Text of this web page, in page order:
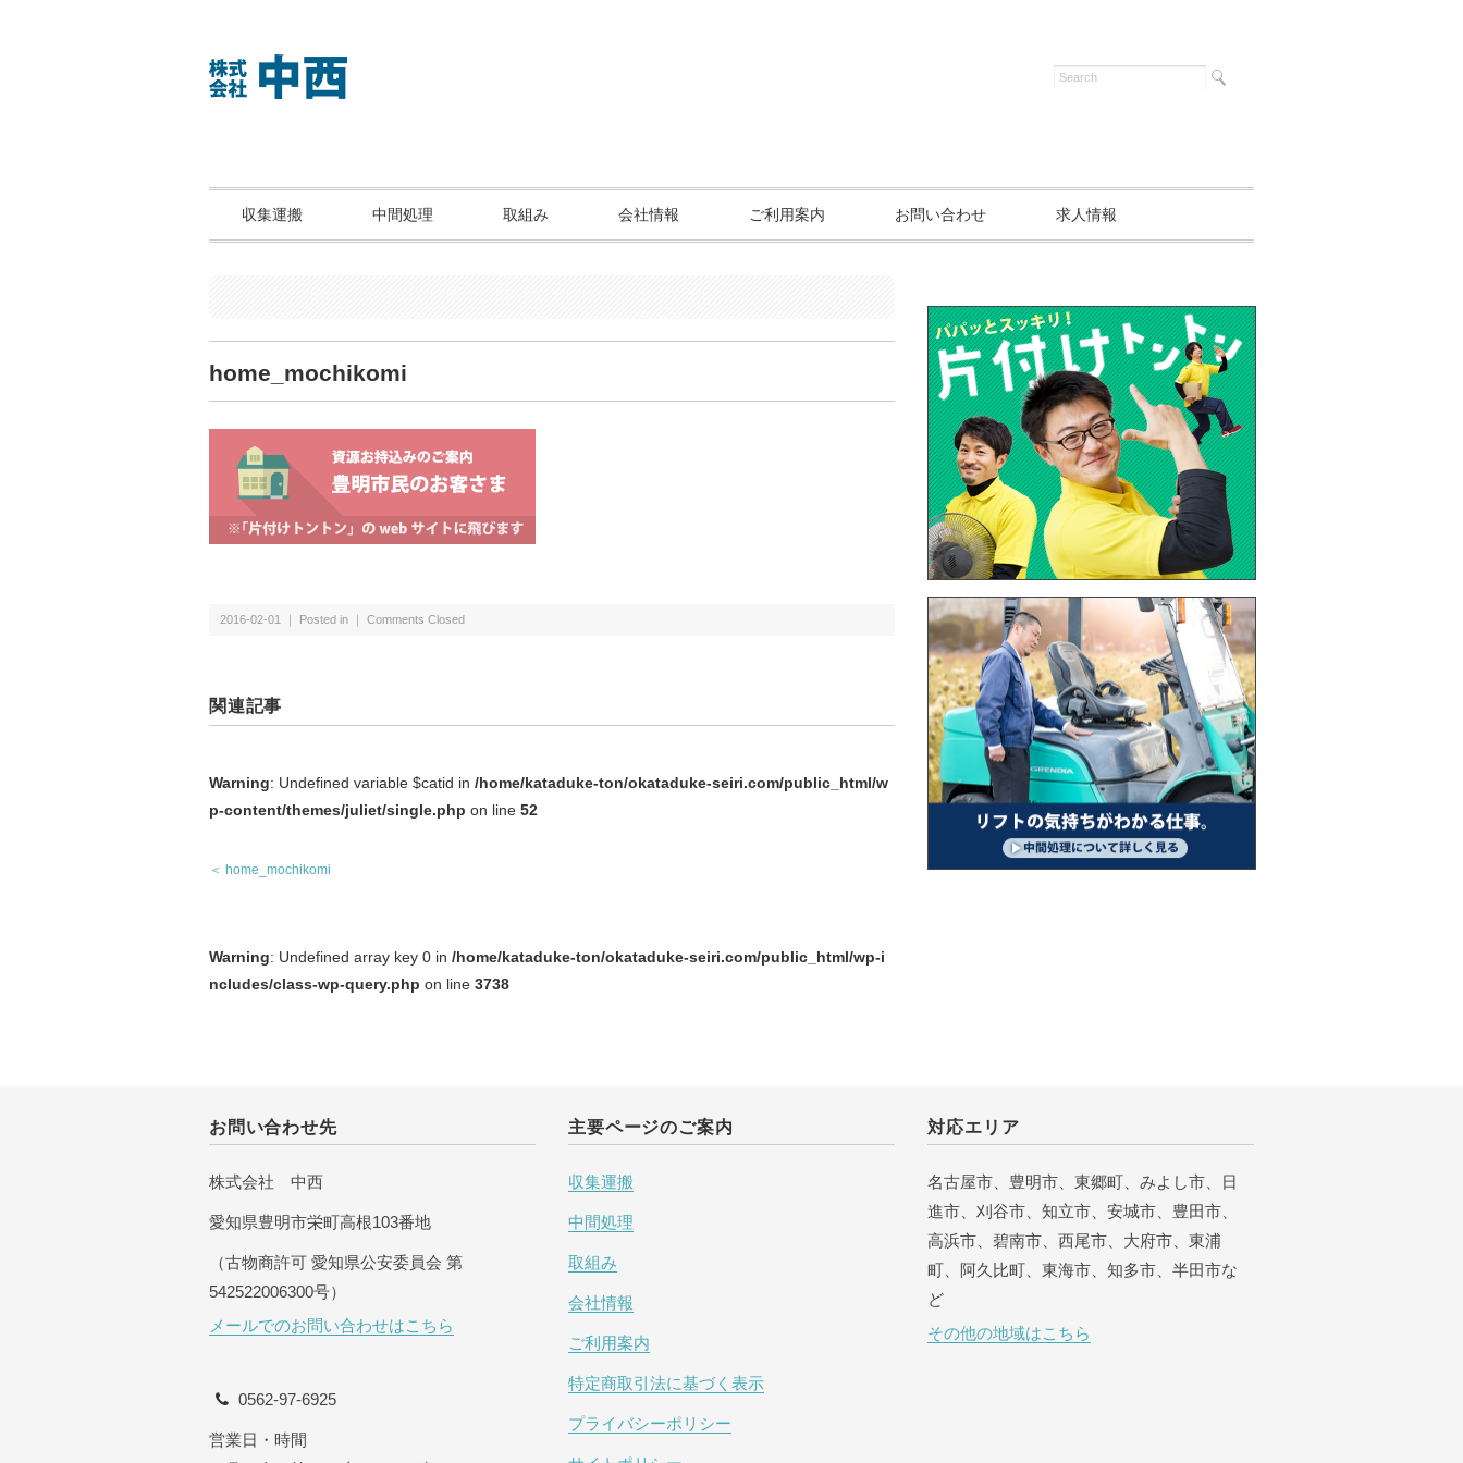
収集運搬 中間処理 取組み 会社情報 ご利用案内 お問い合わせ 求人情報
home_mochikomi
2016-02-01 ｜ Posted in ｜ Comments Closed
関連記事
Warning: Undefined variable $catid in /home/kataduke-ton/okataduke-seiri.com/public_html/w
p-content/themes/juliet/single.php on line 52
＜ home_mochikomi
Warning: Undefined array key 0 in /home/kataduke-ton/okataduke-seiri.com/public_html/wp-i
ncludes/class-wp-query.php on line 3738
お問い合わせ先
株式会社 中西
愛知県豊明市栄町高根103番地
（古物商許可 愛知県公安委員会 第
542522006300号）
メールでのお問い合わせはこちら
0562-97-6925
営業日・時間
主要ページのご案内
収集運搬
中間処理
取組み
会社情報
ご利用案内
特定商取引法に基づく表示
プライバシーポリシー
対応エリア
名古屋市、豊明市、東郷町、みよし市、日
進市、刈谷市、知立市、安城市、豊田市、
高浜市、碧南市、西尾市、大府市、東浦
町、阿久比町、東海市、知多市、半田市な
ど
その他の地域はこちら